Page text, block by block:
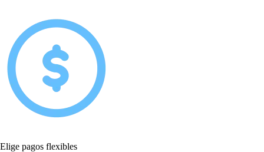
Elige pagos flexibles